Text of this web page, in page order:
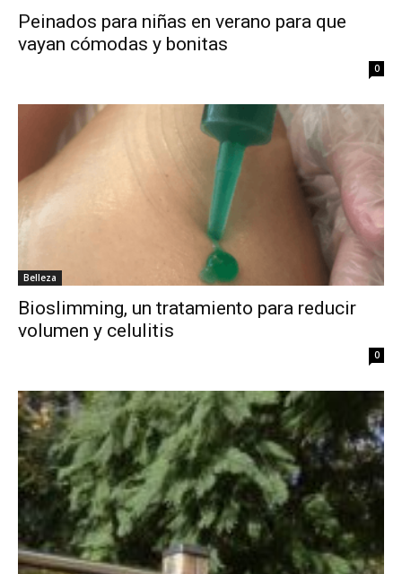
Peinados para niñas en verano para que
vayan cómodas y bonitas
0
Belleza
Bioslimming, un tratamiento para reducir
volumen y celulitis
0